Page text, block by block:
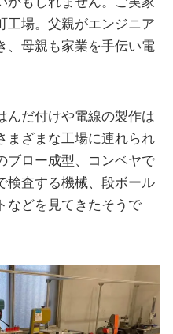
工場。父親がエンジニア
、母親も家業を手伝い電
んだ付けや電線の製作は
まざまな工場に連れられ
ブロー成型、コンベヤで
検査する機械、段ボール
などを見てきたそうで